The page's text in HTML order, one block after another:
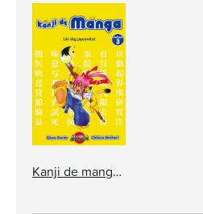
Kanji de manga 3 - Lär dig japanska!